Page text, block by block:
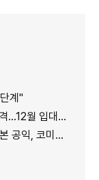
계"
2028년 6월 전역
김규원이었다